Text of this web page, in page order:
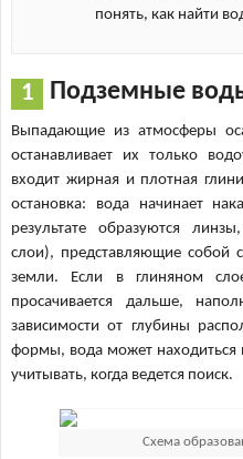
понять, как найти
Подземные
Выпадающие из атмосферы
останавливает их только
входит жирная и плотная
остановка: вода начинает
результате образуются
слои), представляющие собой
земли. Если в глиняном
просачивается дальше,
зависимости от глубины
формы, вода может находиться
учитывать, когда ведется поиск.
Схема